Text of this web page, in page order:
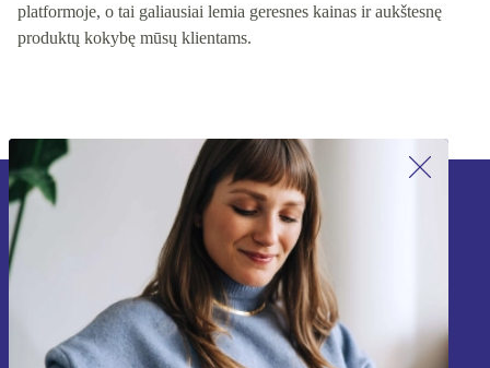
platformoje, o tai galiausiai lemia geresnes kainas ir aukštesnę
produktų kokybę mūsų klientams.
Užsiprenumeruok mūsų naujienlaiškį!
Nebepraleisk nė vieno pasiūlymo.